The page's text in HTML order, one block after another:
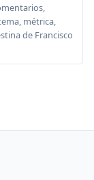
métrica,
de Francisco